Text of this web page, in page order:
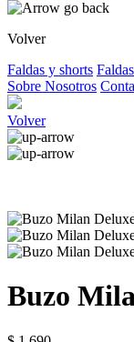
Volver
Faldas y shorts Faldas
Sobre Nosotros
Volver
Buzo